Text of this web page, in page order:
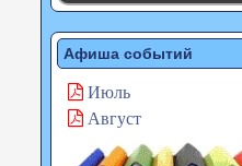
Афиша событий
Июль
Август